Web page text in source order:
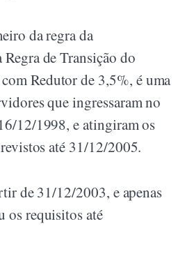
da regra da
de Transição do
Redutor de 3,5%, é uma
que ingressaram no
12/1998, e atingiram os
até 31/12/2005.
de 31/12/2003, e apenas
os requisitos até